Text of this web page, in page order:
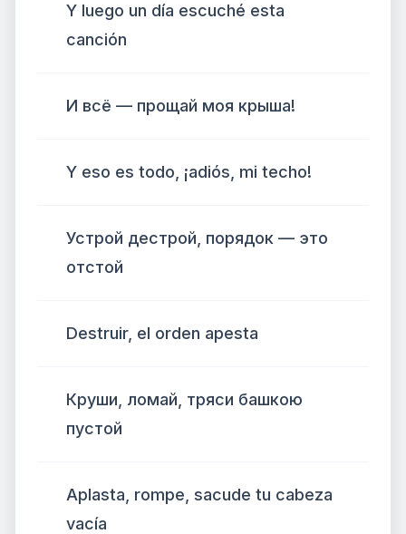
Y luego un día escuché esta
canción
И всё — прощай моя крыша!
Y eso es todo, ¡adiós, mi techo!
Устрой дестрой, порядок — это
отстой
Destruir, el orden apesta
Круши, ломай, тряси башкою
пустой
Aplasta, rompe, sacude tu cabeza
vacía